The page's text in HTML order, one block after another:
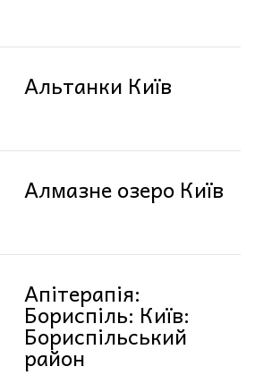
Альтанки Київ
Алмазне озеро Київ
Апітерапія:
Бориспіль: Київ:
Бориспільський
район